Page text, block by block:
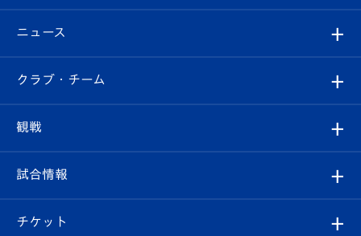
ニュース
すべて
クラブ
試合情報
クラブ・チーム
クラブ概要
観戦
観戦ルール
試合情報
試合日程/結果
チケット